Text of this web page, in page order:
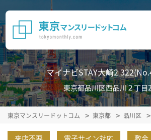
マイナビSTAY大崎2
東京都品川区西品川２丁目
東京マンスリードットコム 東京都 品川区
来店不要 電子サイン対応 敷金